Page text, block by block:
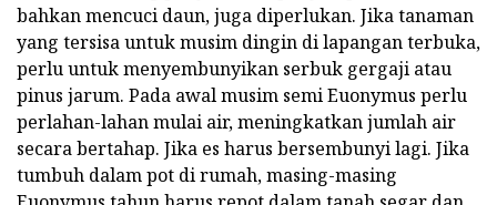
bahkan mencuci daun, juga diperlukan. Jika tanaman
yang tersisa untuk musim dingin di lapangan terbuka,
perlu untuk menyembunyikan serbuk gergaji atau
pinus jarum. Pada awal musim semi Euonymus perlu
perlahan-lahan mulai air, meningkatkan jumlah air
secara bertahap. Jika es harus bersembunyi lagi. Jika
tumbuh dalam pot di rumah, masing-masing